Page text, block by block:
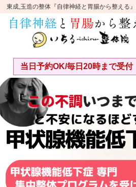
東成,玉造の整体『自律神経と胃腸から整える
当日予約OK/毎日20時まで受付